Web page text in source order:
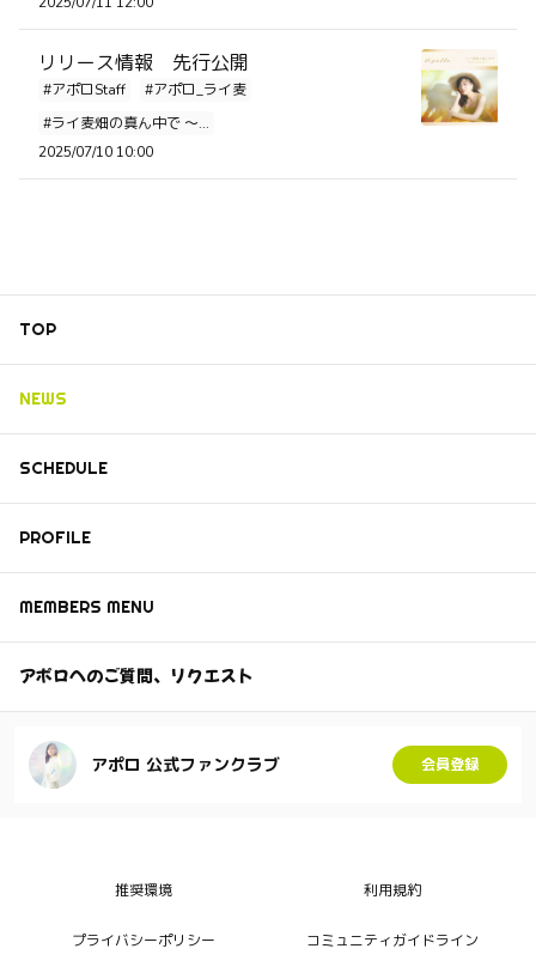
リリース情報 先行公開
#アポロStaff
#アポロ_ライ麦
#ライ麦畑の真ん中で ～...
2025/07/10 10:00
TOP
NEWS
SCHEDULE
PROFILE
MEMBERS MENU
アポロへのご質問、リクエスト
アポロ 公式ファンクラブ 会員登録
推奨環境 利用規約
プライバシーポリシー コミュニティガイドライン